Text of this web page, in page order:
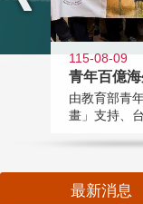
115-08-09
青年百億
由教育部青
畫」支持、
最新消息